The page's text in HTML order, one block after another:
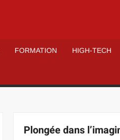
FORMATION HIGH-TECH
Plongée dans